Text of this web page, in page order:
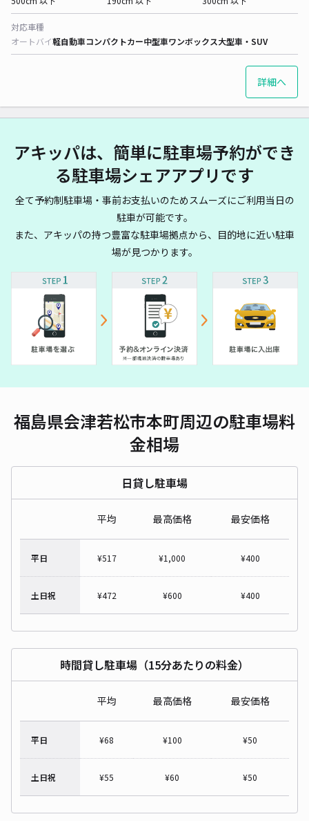
対応車種
オートバイ軽自動車コンパクトカー中型車ワンボックス大型車・SUV
詳細へ
アキッパは、簡単に駐車場予約ができ
る駐車場シェアアプリです
全て予約制駐車場・事前お支払いのためスムーズにご利用当日の
駐車が可能です。
また、アキッパの持つ豊富な駐車場拠点から、目的地に近い駐車
場が見つかります。
福島県会津若松市本町周辺の駐車場料
金相場
日貸し駐車場
平均 最高価格 最安価格
平日 ¥517 ¥1,000 ¥400
土日祝 ¥472 ¥600 ¥400
時間貸し駐車場（15分あたりの料金）
平均 最高価格 最安価格
平日 ¥68 ¥100 ¥50
土日祝 ¥55 ¥60 ¥50